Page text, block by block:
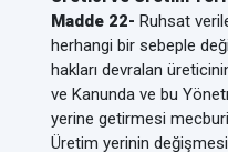
Madde 22- Ruhsat
herhangi bir sebeple
hakları devralan
ve Kanunda ve bu
yerine getirmesi
Üretim yerinin